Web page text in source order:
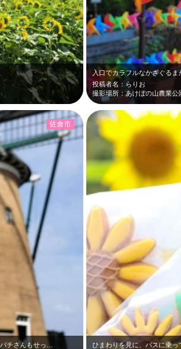
入口でカラフルなかざぐるま
投稿者名：らりお
撮影場所：あけぼの山農業公
チさんもせっ…
佐倉市